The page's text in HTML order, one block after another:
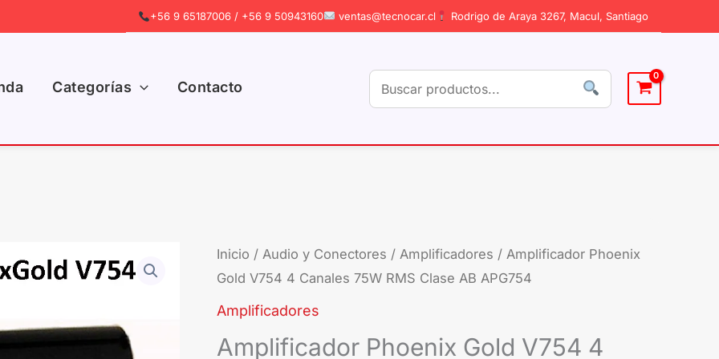
+56 9 65187006 / +56 9 50943160 ventas@tecnocar.cl Rodrigo de Araya 3267, Macul, Santiago
Categorías Contacto
Inicio /Audio y Conectores /Amplificadores / Amplificador Phoenix
Gold V754 4 Canales 75W RMS Clase AB APG754
Amplificadores
Amplificador Phoenix Gold V754 4
Amplificador
Phoenix
Gold